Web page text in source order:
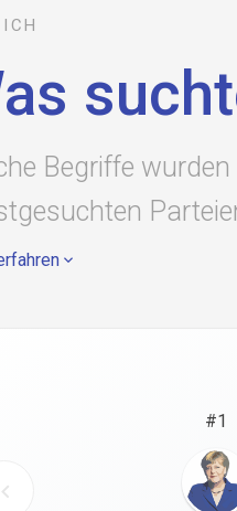
dorothea
Begriffe
#1